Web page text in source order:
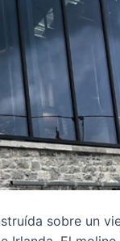
sobre un